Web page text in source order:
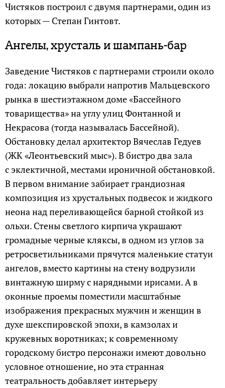
Чистяков построил с двумя партнерами, один из
которых — Степан Гинтовт.
Ангелы, хрусталь и шампань-бар
Заведение Чистяков с партнерами строили около
года: локацию выбрали напротив Мальцевского
рынка в шестиэтажном доме «Бассейного
товарищества» на углу улиц Фонтанной и
Некрасова (тогда называлась Бассейной).
Обстановку делал архитектор Вячеслав Гедуев
(ЖК «Леонтьевский мыс»). В бистро два зала
с эклектичной, местами ироничной обстановкой.
В первом внимание забирает грандиозная
композиция из хрустальных подвесок и жидкого
неона над переливающейся барной стойкой из
ольхи. Стены светлого кирпича украшают
громадные черные кляксы, в одном из углов за
ретросветильниками прячутся маленькие статуи
ангелов, вместо картины на стену водрузили
винтажную ширму с нарядными ирисами. А в
оконные проемы поместили масштабные
изображения прекрасных мужчин и женщин в
духе шекспировской эпохи, в камзолах и
кружевных воротниках; к современному
городскому бистро персонажи имеют довольно
условное отношение, но эта странная
театральность добавляет интерьеру